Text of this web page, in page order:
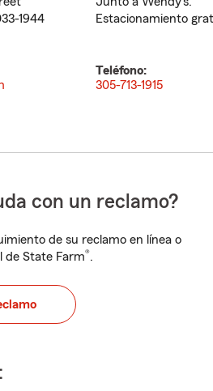
1944
Estacionamiento
Teléfono:
305-713-1915
con un reclamo?
de su reclamo en línea o
de State Farm®.